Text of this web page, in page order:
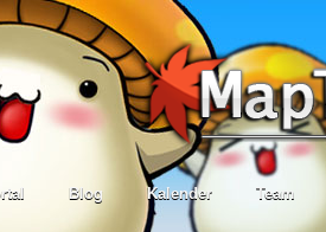
Blog Kalender Team